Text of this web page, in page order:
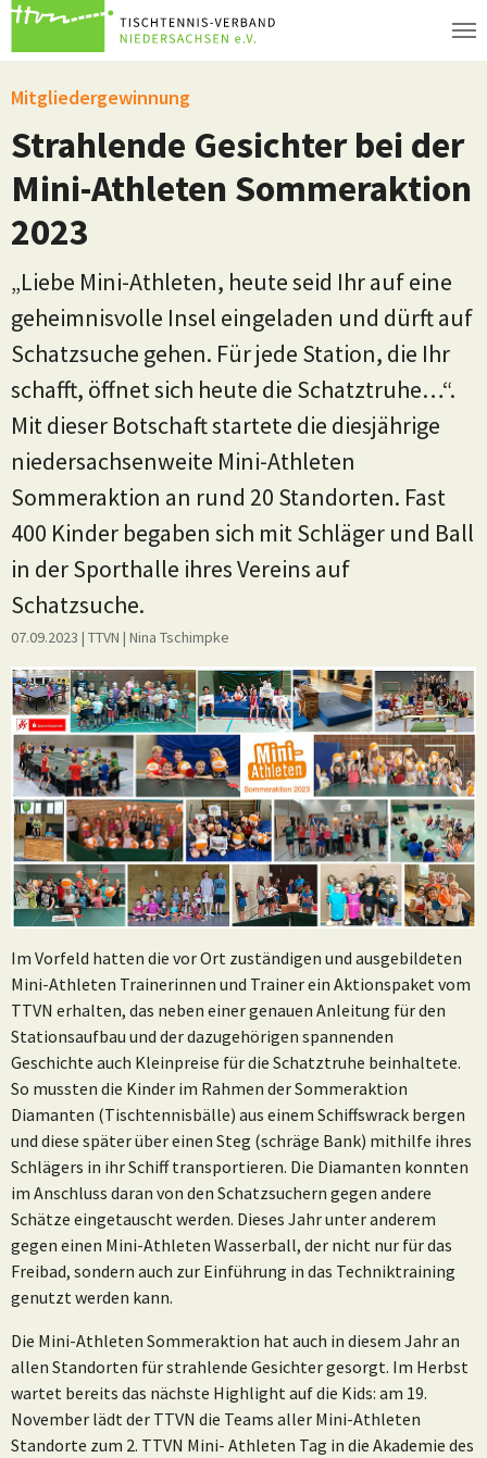
Zum Hauptinhalt springen
Mitgliedergewinnung
Strahlende Gesichter bei der
Mini-Athleten Sommeraktion
2023
„Liebe Mini-Athleten, heute seid Ihr auf eine
geheimnisvolle Insel eingeladen und dürft auf
Schatzsuche gehen. Für jede Station, die Ihr
schafft, öffnet sich heute die Schatztruhe…“.
Mit dieser Botschaft startete die diesjährige
niedersachsenweite Mini-Athleten
Sommeraktion an rund 20 Standorten. Fast
400 Kinder begaben sich mit Schläger und Ball
in der Sporthalle ihres Vereins auf
Schatzsuche.
07.09.2023 | TTVN | Nina Tschimpke
Im Vorfeld hatten die vor Ort zuständigen und ausgebildeten
Mini-Athleten Trainerinnen und Trainer ein Aktionspaket vom
TTVN erhalten, das neben einer genauen Anleitung für den
Stationsaufbau und der dazugehörigen spannenden
Geschichte auch Kleinpreise für die Schatztruhe beinhaltete.
So mussten die Kinder im Rahmen der Sommeraktion
Diamanten (Tischtennisbälle) aus einem Schiffswrack bergen
und diese später über einen Steg (schräge Bank) mithilfe ihres
Schlägers in ihr Schiff transportieren. Die Diamanten konnten
im Anschluss daran von den Schatzsuchern gegen andere
Schätze eingetauscht werden. Dieses Jahr unter anderem
gegen einen Mini-Athleten Wasserball, der nicht nur für das
Freibad, sondern auch zur Einführung in das Techniktraining
genutzt werden kann.
Die Mini-Athleten Sommeraktion hat auch in diesem Jahr an
allen Standorten für strahlende Gesichter gesorgt. Im Herbst
wartet bereits das nächste Highlight auf die Kids: am 19.
November lädt der TTVN die Teams aller Mini-Athleten
Standorte zum 2. TTVN Mini- Athleten Tag in die Akademie des